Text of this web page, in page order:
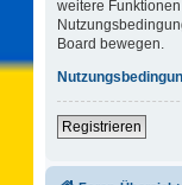
weitere
Board bewegen.
Registrieren